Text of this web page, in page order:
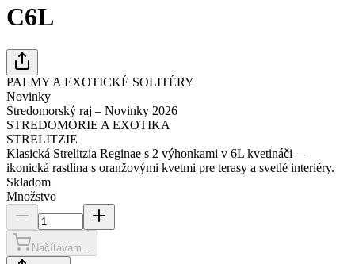
C6L
PALMY A EXOTICKÉ SOLITÉRY
Novinky
Stredomorský raj – Novinky 2026
STREDOMORIE A EXOTIKA
STRELITZIE
Klasická Strelitzia Reginae s 2 výhonkami v 6L kvetináči —
ikonická rastlina s oranžovými kvetmi pre terasy a svetlé interiéry.
Skladom
Množstvo
Načítavam...